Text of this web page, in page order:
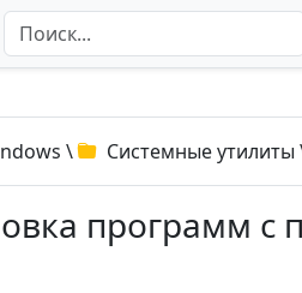
\ Системные утилиты
программ